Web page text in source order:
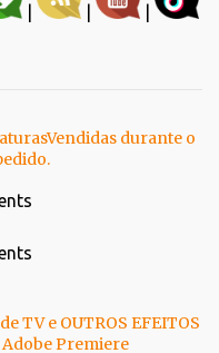
| | |
durante o
TV e OUTROS EFEITOS
Premiere